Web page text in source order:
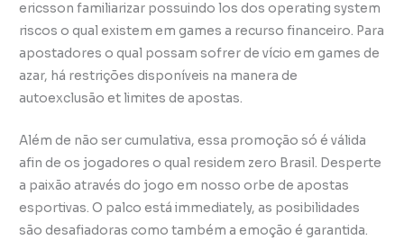
ericsson familiarizar possuindo los dos operating system
riscos o qual existem em games a recurso financeiro. Para
apostadores o qual possam sofrer de vício em games de
azar, há restrições disponíveis na manera de
autoexclusão et limites de apostas.
Além de não ser cumulativa, essa promoção só é válida
afin de os jogadores o qual residem zero Brasil. Desperte
a paixão através do jogo em nosso orbe de apostas
esportivas. O palco está immediately, as posibilidades
são desafiadoras como também a emoção é garantida.